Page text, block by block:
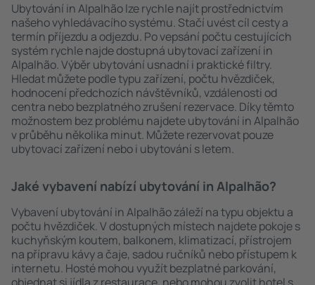
Ubytování in Alpalhão lze rychle najít prostřednictvím
našeho vyhledávacího systému. Stačí uvést cíl cesty a
termín příjezdu a odjezdu. Po vepsání počtu cestujících
systém rychle najde dostupná ubytovací zařízení in
Alpalhão. Výběr ubytování usnadní i praktické filtry.
Hledat můžete podle typu zařízení, počtu hvězdiček,
hodnocení předchozích návštěvníků, vzdálenosti od
centra nebo bezplatného zrušení rezervace. Díky těmto
možnostem bez problému najdete ubytování in Alpalhão
v průběhu několika minut. Můžete rezervovat pouze
ubytovací zařízení nebo i ubytování s letem.
Jaké vybavení nabízí ubytování in Alpalhão?
Vybavení ubytování in Alpalhão záleží na typu objektu a
počtu hvězdiček. V dostupných místech najdete pokoje s
kuchyňským koutem, balkonem, klimatizací, přístrojem
na přípravu kávy a čaje, sadou ručníků nebo přístupem k
internetu. Hosté mohou využít bezplatné parkování,